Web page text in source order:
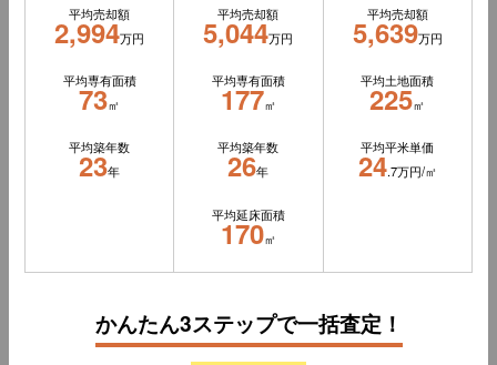
平均売却額
2,994万円
平均専有面積
73㎡
平均築年数
23年
平均売却額
5,044万円
平均専有面積
177㎡
平均築年数
26年
平均延床面積
170㎡
平均売却額
5,639万円
平均土地面積
225㎡
平均平米単価
24.7万円/㎡
かんたん3ステップで一括査定！